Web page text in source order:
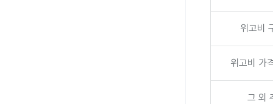
위고비
위고비 가
그 외